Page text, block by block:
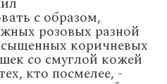
с образом,
розовых разной
коричневых
со смуглой кожей
кто посмелее, -